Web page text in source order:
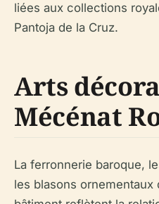
liées aux collections
Pantoja de la Cruz.
Arts
Mécénat
La ferronnerie baroque,
les blasons ornementaux